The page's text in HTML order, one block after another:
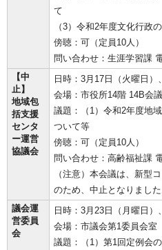
て
（3）令和2年度文化行政
傍聴：可（定員10人）
問い合わせ：生涯学習課
【中
止】
地域包
括支援
センタ
ー運営
協議会
日時：3月17日（火曜日）
会場：市役所14階 14B会
議題：（1）令和2年度地
ついて等
傍聴：可（定員10人）
問い合わせ：高齢福祉課
（注意）本会議は、新型
のため、中止となりました
議会運
営委員
会
日時：3月23日（月曜日）
会場：市議会第1委員会室
議題：（1）第1回定例会